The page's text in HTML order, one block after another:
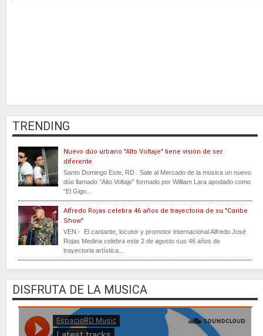
TRENDING
Nuevo dúo urbano "Alto Voltaje" tiene visión de ser
diferente
Santo Domingo Este, RD . Sale al Mercado de la música un nuevo
dúo llamado “Alto Voltaje” formado por William Lara apodado como
“El Gigo...
Alfredo Rojas celebra 46 años de trayectoria de su "Caribe
Show"
VEN.- El cantante, locutor y promotor internacional Alfredo José
Rojas Medina celebra este 2 de agosto sus 46 años de
trayectoria artística...
DISFRUTA DE LA MUSICA